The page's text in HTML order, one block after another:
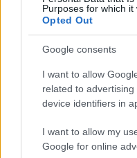
Purposes for which it
Opted Out
Google consents
I want to allow
related to
device identifiers in
I want to allow my
Google for online
Continuez la